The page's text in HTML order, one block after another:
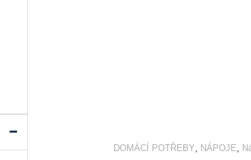
DOMÁCÍ POTŘEBY NÁPOJE